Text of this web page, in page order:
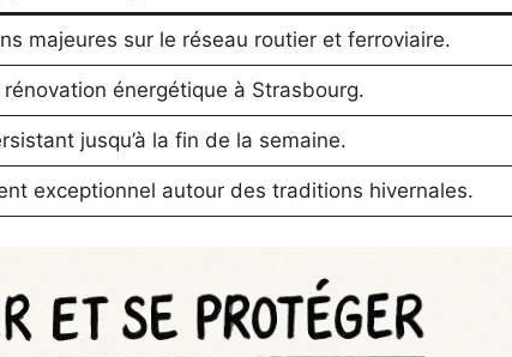
majeures sur le réseau routier et ferroviaire.
énergétique à Strasbourg.
jusqu’à la fin de la semaine.
exceptionnel autour des traditions hivernales.